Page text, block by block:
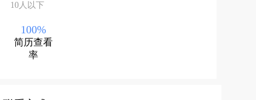
10人以下
100%
简历查看
率